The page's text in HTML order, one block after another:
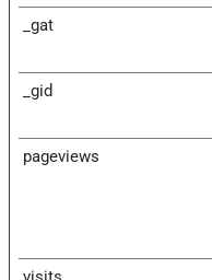
_gat
_gid
pageviews